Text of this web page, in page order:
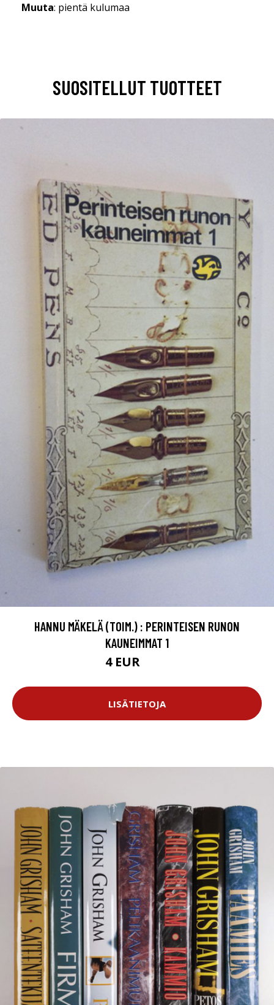
Muuta: pientä kulumaa
SUOSITELLUT TUOTTEET
HANNU MÄKELÄ (TOIM.) : PERINTEISEN RUNON
KAUNEIMMAT 1
4 EUR
LISÄTIETOJA